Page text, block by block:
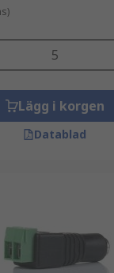
Lägg i korgen
Datablad